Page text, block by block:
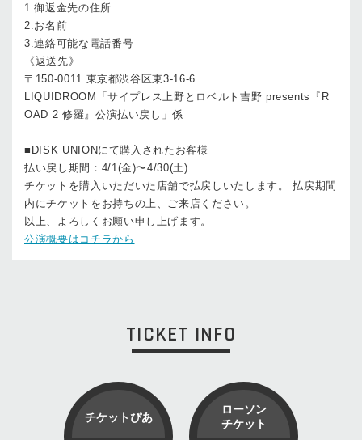
1.御返金先の住所
2.お名前
3.連絡可能な電話番号
《返送先》
〒150-0011 東京都渋谷区東3-16-6
LIQUIDROOM「サイプレス上野とロベルト吉野 presents『R
OAD 2 修羅』公演払い戻し」係
—
■DISK UNIONにて購入されたお客様
払い戻し期間：4/1(金)〜4/30(土)
チケットを購入いただいた店舗で払戻しいたします。 払戻期間
内にチケットをお持ちの上、ご来店ください。
以上、よろしくお願い申し上げます。
公演概要はコチラから
TICKET INFO
チケットぴあ
ローソン
チケット